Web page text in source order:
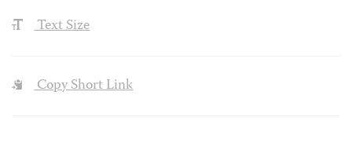
Text Size
Copy Short Link